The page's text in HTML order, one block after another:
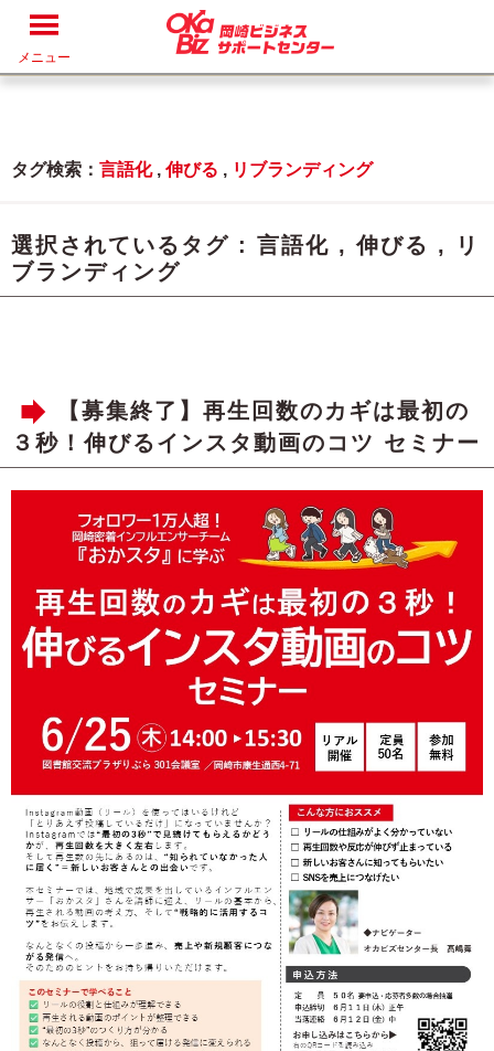
メニュー
タグ検索： 言語化, 伸びる , リブランディング
選択されているタグ : 言語化 ,伸びる ,
リ
ブランディング
【募集終了】再生回数のカギは最初の
３秒！伸びるインスタ動画のコツ セミナー